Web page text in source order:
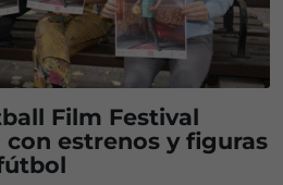
Film Festival
estrenos y figuras